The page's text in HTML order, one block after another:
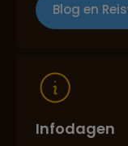
Blog en
Infodagen